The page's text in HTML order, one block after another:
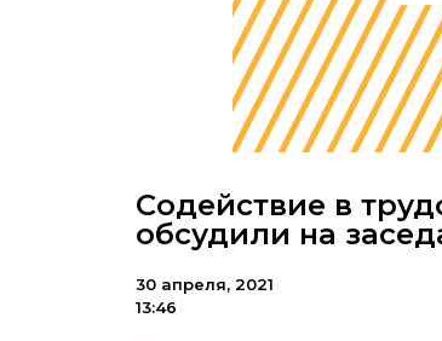
Содействие в
обсудили на
30 апреля, 2021
13:46